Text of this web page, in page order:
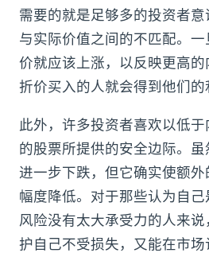
需要的就是足够多的投资者
与实际价值之间的不匹配。
价就应该上涨，以反映更高
折价买入的人就会得到他们的
此外，许多投资者喜欢以低
的股票所提供的安全边际。
进一步下跌，但它确实使额
幅度降低。对于那些认为自
风险没有太大承受力的人来
护自己不受损失，又能在市